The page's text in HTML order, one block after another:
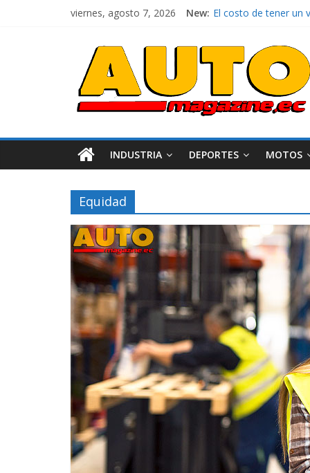
viernes, agosto 7, 2026 New: El costo de tener un
¿Qué puede pasar
La Vuelta al
La FEDAK recibe
INDUSTRIA DEPORTES MOTOS
Equidad
Turismo Varios
¿Qué puede pasar con tu
vehículo si permanece
varios días sin usar?
AEADE
Industria
Movilidad
Campaña
destino de
en la